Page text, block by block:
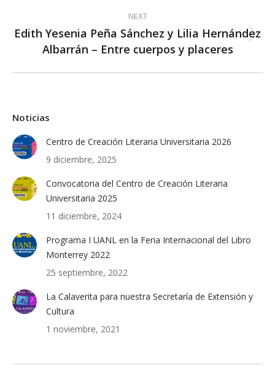
NEXT
Next
post:
Edith Yesenia Peña Sánchez y Lilia Hernández
Albarrán – Entre cuerpos y placeres
Noticias
Centro de Creación Literaria Universitaria 2026
9 diciembre, 2025
Convocatoria del Centro de Creación Literaria
Universitaria 2025
11 diciembre, 2024
Programa I UANL en la Feria Internacional del Libro
Monterrey 2022
25 septiembre, 2022
La Calaverita para nuestra Secretaría de Extensión y
Cultura
1 noviembre, 2021